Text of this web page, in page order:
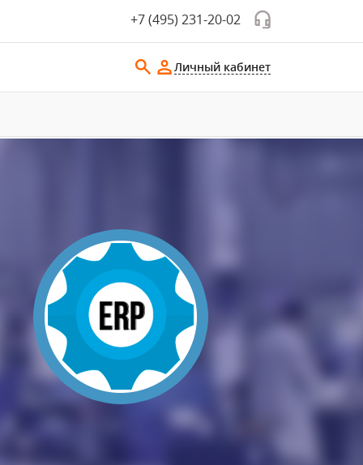
+7 (495) 231-20-02
Личный кабинет